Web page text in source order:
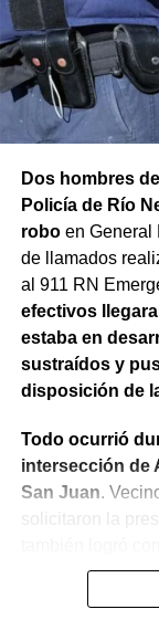
Dos hombres
Policía de Río
roboen General
de llamados
al 911 RN
efectivos
estaba en
sustraídos y
disposición de
Todo ocurrió
intersección de
San Juan.
solicitaron la
emergencias